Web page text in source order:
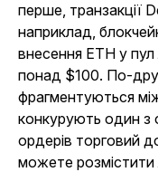
перше, транзакції
наприклад,
внесення ETH у пул
понад $100. По-
фрагментуються
конкурують один з
ордерів торговий
можете розмістити